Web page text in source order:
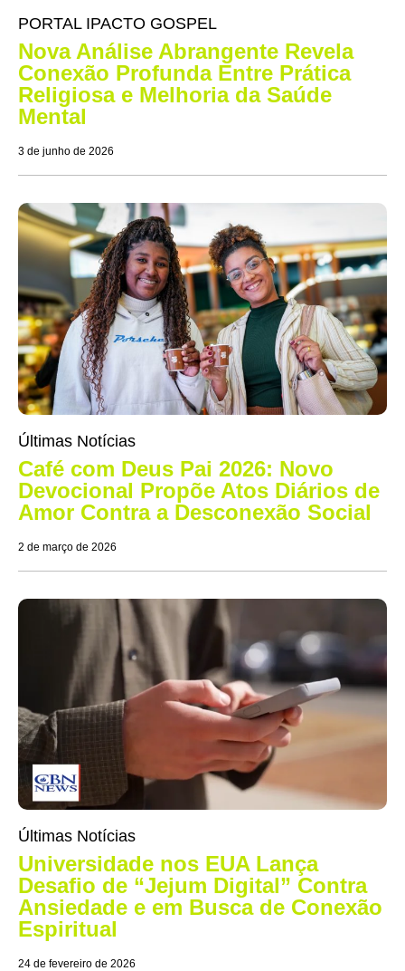
PORTAL IPACTO GOSPEL
Nova Análise Abrangente Revela
Conexão Profunda Entre Prática
Religiosa e Melhoria da Saúde
Mental
3 de junho de 2026
Últimas Notícias
Café com Deus Pai 2026: Novo
Devocional Propõe Atos Diários de
Amor Contra a Desconexão Social
2 de março de 2026
Últimas Notícias
Universidade nos EUA Lança
Desafio de “Jejum Digital” Contra
Ansiedade e em Busca de Conexão
Espiritual
24 de fevereiro de 2026